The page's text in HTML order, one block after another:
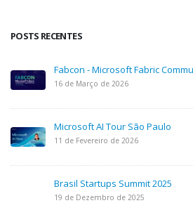
POSTS RECENTES
Fabcon - Microsoft Fabric
16 de Março de 2026
Microsoft AI Tour São Paulo
11 de Fevereiro de 2026
Brasil Startups Summit 2025
19 de Dezembro de 2025